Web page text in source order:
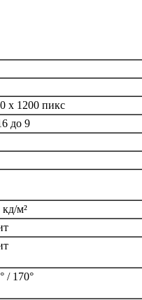
х 1200 пикс
до 9
кд/м²
/ 170°